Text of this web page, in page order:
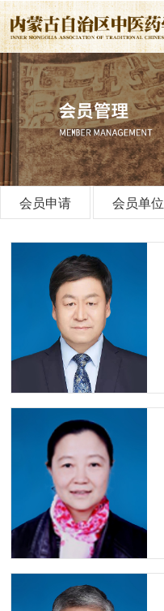
会员申请 会员单位